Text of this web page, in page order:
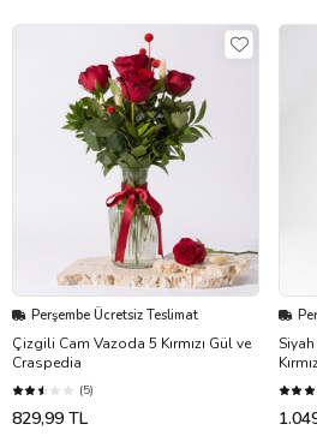
Perşembe Ücretsiz Teslimat
Çizgili Cam Vazoda 5 Kırmızı Gül ve
Craspedia
(5)
829,99 TL